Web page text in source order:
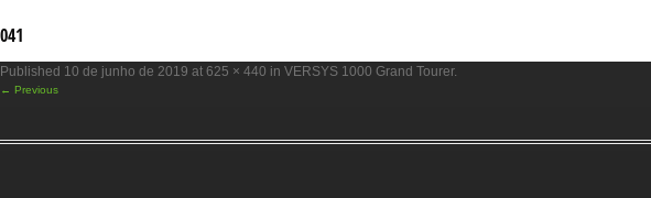
041
Published 10 de junho de 2019 at 625 × 440 in VERSYS 1000 Grand Tourer.
← Previous